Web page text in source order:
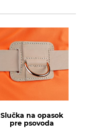
Slučka na opasok
pre psovoda